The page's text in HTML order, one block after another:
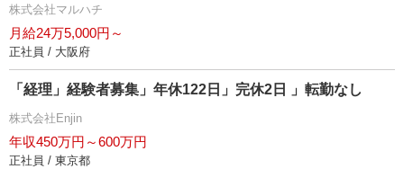
株式会社マルハチ
月給24万5,000円～
正社員 / 大阪府
「経理」経験者募集」年休122日」完休2日 」転勤なし
株式会社Enjin
年収450万円～600万円
正社員 / 東京都